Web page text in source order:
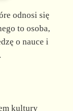
odnosi się
to osoba,
o nauce i
kultury